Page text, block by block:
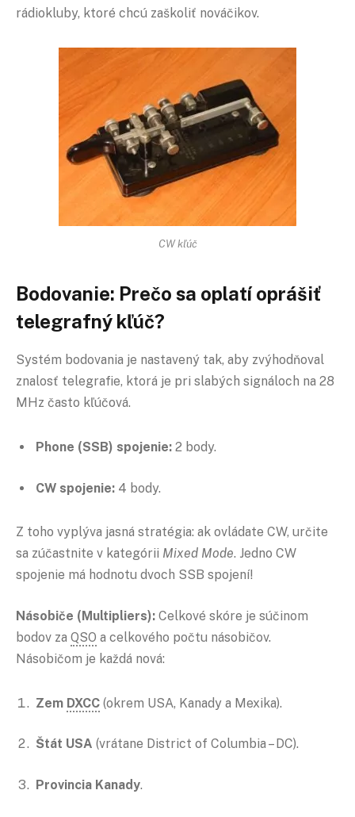
rádiokluby, ktoré chcú zaškoliť nováčikov.
CW kľúč
Bodovanie: Prečo sa oplatí oprášiť
telegrafný kľúč?
Systém bodovania je nastavený tak, aby zvýhodňoval
znalosť telegrafie, ktorá je pri slabých signáloch na 28
MHz často kľúčová.
Phone (SSB) spojenie: 2 body.
CW spojenie: 4 body.
Z toho vyplýva jasná stratégia: ak ovládate CW, určite
sa zúčastnite v kategórii Mixed Mode. Jedno CW
spojenie má hodnotu dvoch SSB spojení!
Násobiče (Multipliers): Celkové skóre je súčinom
bodov za QSO a celkového počtu násobičov.
Násobičom je každá nová:
Zem DXCC (okrem USA, Kanady a Mexika).
Štát USA (vrátane District of Columbia – DC).
Provincia Kanady.